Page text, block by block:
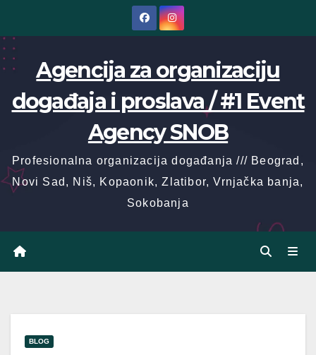
content
Agencija za organizaciju
događaja i proslava / #1 Event
Agency SNOB
Profesionalna organizacija događanja /// Beograd,
Novi Sad, Niš, Kopaonik, Zlatibor, Vrnjačka banja,
Sokobanja
BLOG